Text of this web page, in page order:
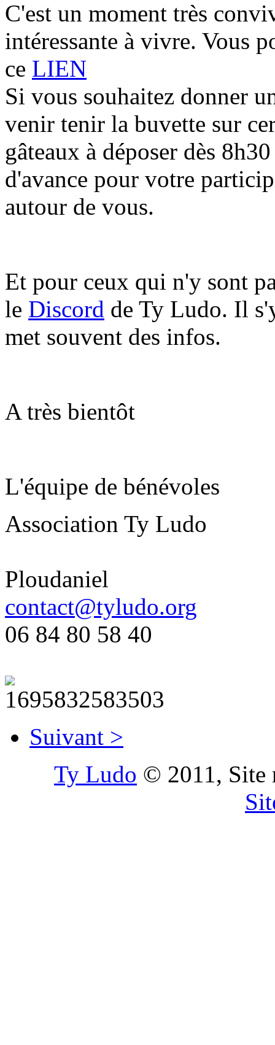
C'est un moment très
intéressante à vivre. Vous
ce LIEN
Si vous souhaitez donner
venir tenir la buvette sur
gâteaux à déposer dès
d'avance pour votre
autour de vous.
Et pour ceux qui n'y sont
le Discord de Ty Ludo. Il
met souvent des infos.
A très bientôt
L'équipe de bénévoles
Association Ty Ludo
Ploudaniel
contact@tyludo.org
06 84 80 58 40
Suivant >
Ty Ludo © 2011, Site